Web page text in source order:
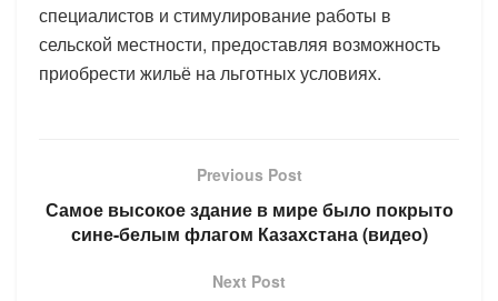
специалистов и стимулирование работы в
сельской местности, предоставляя возможность
приобрести жильё на льготных условиях.
Previous Post
Самое высокое здание в мире было покрыто
сине-белым флагом Казахстана (видео)
Next Post